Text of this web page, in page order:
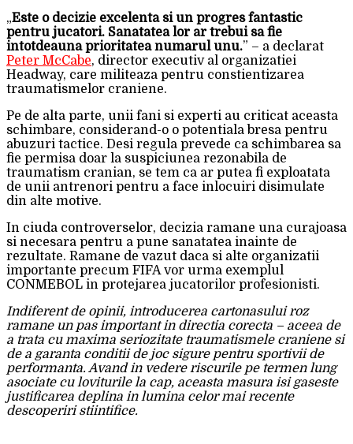
„Este o decizie excelenta si un progres fantastic
pentru jucatori. Sanatatea lor ar trebui sa fie
intotdeauna prioritatea numarul unu.” – a declarat
Peter McCabe, director executiv al organizatiei
Headway, care militeaza pentru constientizarea
traumatismelor craniene.
Pe de alta parte, unii fani si experti au criticat aceasta
schimbare, considerand-o o potentiala bresa pentru
abuzuri tactice. Desi regula prevede ca schimbarea sa
fie permisa doar la suspiciunea rezonabila de
traumatism cranian, se tem ca ar putea fi exploatata
de unii antrenori pentru a face inlocuiri disimulate
din alte motive.
In ciuda controverselor, decizia ramane una curajoasa
si necesara pentru a pune sanatatea inainte de
rezultate. Ramane de vazut daca si alte organizatii
importante precum FIFA vor urma exemplul
CONMEBOL in protejarea jucatorilor profesionisti.
Indiferent de opinii, introducerea cartonasului roz
ramane un pas important in directia corecta – aceea de
a trata cu maxima seriozitate traumatismele craniene si
de a garanta conditii de joc sigure pentru sportivii de
performanta. Avand in vedere riscurile pe termen lung
asociate cu loviturile la cap, aceasta masura isi gaseste
justificarea deplina in lumina celor mai recente
descoperiri stiintifice.